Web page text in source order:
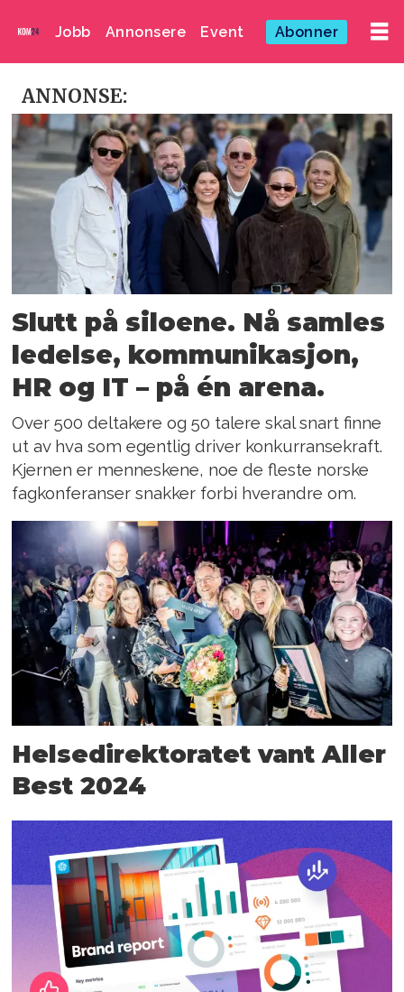
Jobb Annonsere Event Abonner
Kom24
annonse
ANNONSE:
Slutt på siloene. Nå samles
ledelse, kommunikasjon,
HR og IT – på én arena.
Over 500 deltakere og 50 talere skal snart finne
ut av hva som egentlig driver konkurransekraft.
Kjernen er menneskene, noe de fleste norske
fagkonferanser snakker forbi hverandre om.
Helsedirektoratet vant Aller
Best 2024